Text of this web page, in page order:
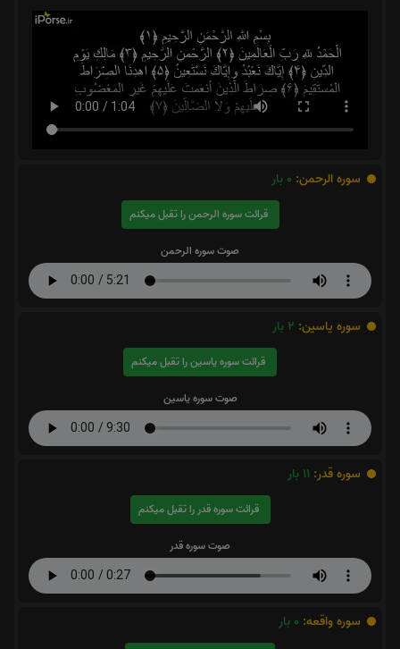
سوره الرحمن: 0 بار
قرائت سوره الرحمن را تقبل میکنم
صوت سوره الرحمن
سوره یاسین: 2 بار
قرائت سوره یاسین را تقبل میکنم
صوت سوره یاسین
سوره قدر: 11 بار
قرائت سوره قدر را تقبل میکنم
صوت سوره قدر
سوره واقعه: 0 بار